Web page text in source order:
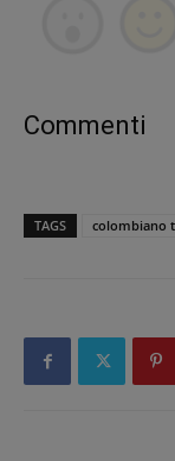
Commenti
TAGS colombiano